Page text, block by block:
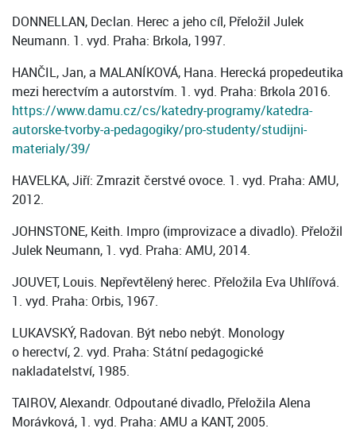
DONNELLAN, Declan. Herec a jeho cíl, Přeložil Julek
Neumann. 1. vyd. Praha: Brkola, 1997.
HANČIL, Jan, a MALANÍKOVÁ, Hana. Herecká propedeutika
mezi herectvím a autorstvím. 1. vyd. Praha: Brkola 2016.
https://www.damu.cz/cs/katedry-programy/katedra-
autorske-tvorby-a-pedagogiky/pro-studenty/studijni-
materialy/39/
HAVELKA, Jiří: Zmrazit čerstvé ovoce. 1. vyd. Praha: AMU,
2012.
JOHNSTONE, Keith. Impro (improvizace a divadlo). Přeložil
Julek Neumann, 1. vyd. Praha: AMU, 2014.
JOUVET, Louis. Nepřevtělený herec. Přeložila Eva Uhlířová.
1. vyd. Praha: Orbis, 1967.
LUKAVSKÝ, Radovan. Být nebo nebýt. Monology
o herectví, 2. vyd. Praha: Státní pedagogické
nakladatelství, 1985.
TAIROV, Alexandr. Odpoutané divadlo, Přeložila Alena
Morávková, 1. vyd. Praha: AMU a KANT, 2005.